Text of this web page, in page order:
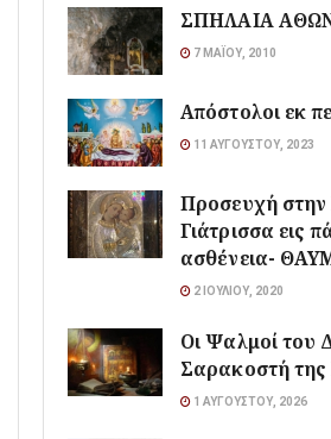
ΣΠΗΛΑΙΑ
7 ΜΑΪ́ΟΥ, 2010
Απόστολοι εκ
11 ΑΥΓΟΎΣΤΟΥ, 2023
Προσευχή
Γιάτρισσα εις
ασθένεια-
2 ΙΟΥΛΊΟΥ, 2020
Οι Ψαλμοί του
Σαρακοστή
1 ΑΥΓΟΎΣΤΟΥ, 2026